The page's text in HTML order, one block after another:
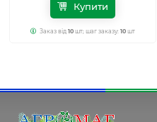
Купити
Заказ від 10 шт; шаг заказу: 10 шт